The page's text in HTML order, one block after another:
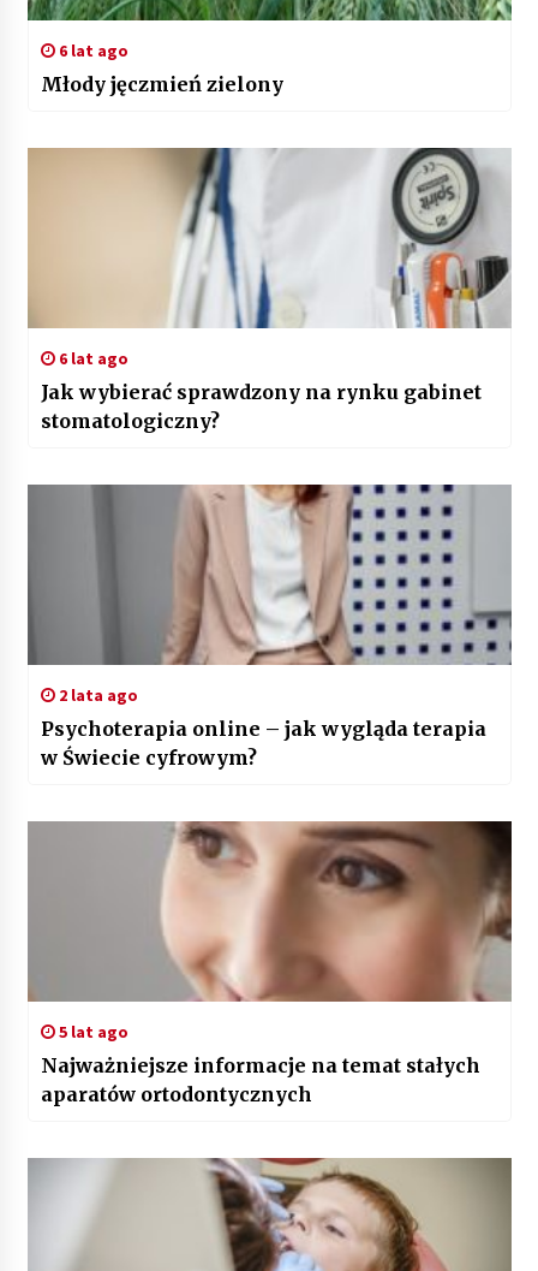
6 lat ago
Młody jęczmień zielony
6 lat ago
Jak wybierać sprawdzony na rynku gabinet
stomatologiczny?
2 lata ago
Psychoterapia online – jak wygląda terapia
w Świecie cyfrowym?
5 lat ago
Najważniejsze informacje na temat stałych
aparatów ortodontycznych